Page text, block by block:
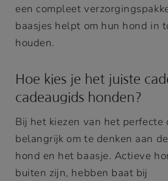
een compleet
baasjes helpt om hun hond in
houden.
Hoe kies je het juiste
cadeaugids honden?
Bij het kiezen van het perfecte
belangrijk om te denken aan
hond en het baasje. Actieve
buiten zijn, hebben baat bij